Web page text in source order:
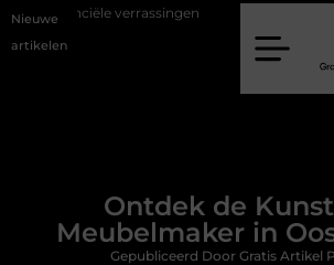
Nieuwe
artikelen
Gemiddelde tarieven van een
Ontdek de
Meubelmaker in
Gepubliceerd Door Gratis Artikel